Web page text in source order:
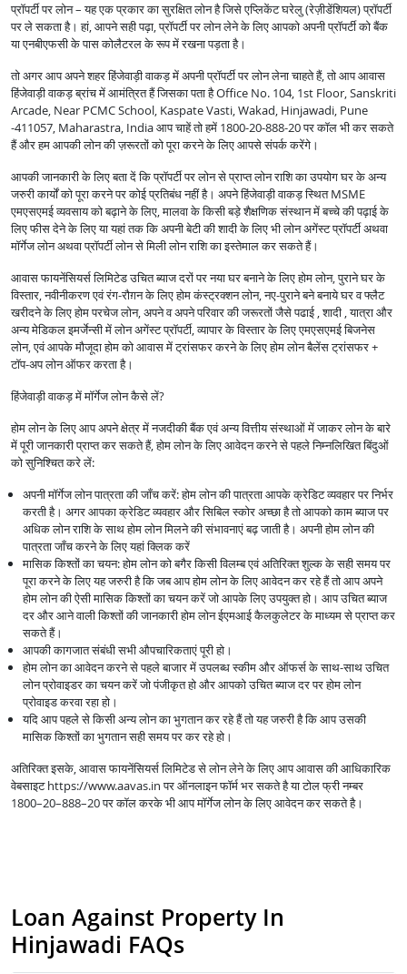
प्रॉपर्टी पर लोन – यह एक प्रकार का सुरक्षित लोन है जिसे एप्लिकेंट घरेलु (रेज़ीडेंशियल) प्रॉपर्टी
पर ले सकता है। हां, आपने सही पढ़ा, प्रॉपर्टी पर लोन लेने के लिए आपको अपनी प्रॉपर्टी को बैंक
या एनबीएफसी के पास कोलैटरल के रूप में रखना पड़ता है।
तो अगर आप अपने शहर हिंजेवाड़ी वाकड़ में अपनी प्रॉपर्टी पर लोन लेना चाहते हैं, तो आप आवास
हिंजेवाड़ी वाकड़ ब्रांच में आमंत्रित हैं जिसका पता है Office No. 104, 1st Floor, Sanskriti
Arcade, Near PCMC School, Kaspate Vasti, Wakad, Hinjawadi, Pune
-411057, Maharastra, India आप चाहें तो हमें 1800-20-888-20 पर कॉल भी कर सकते
हैं और हम आपकी लोन की ज़रूरतों को पूरा करने के लिए आपसे संपर्क करेंगे।
आपकी जानकारी के लिए बता दें कि प्रॉपर्टी पर लोन से प्राप्त लोन राशि का उपयोग घर के अन्य
जरुरी कार्यों को पूरा करने पर कोई प्रतिबंध नहीं है। अपने हिंजेवाड़ी वाकड़ स्थित MSME
एमएसएमई व्यवसाय को बढ़ाने के लिए, मालवा के किसी बड़े शैक्षणिक संस्थान में बच्चे की पढ़ाई के
लिए फीस देने के लिए या यहां तक कि अपनी बेटी की शादी के लिए भी लोन अगेंस्ट प्रॉपर्टी अथवा
मॉर्गेज लोन अथवा प्रॉपर्टी लोन से मिली लोन राशि का इस्तेमाल कर सकते हैं।
आवास फायनेंसियर्स लिमिटेड उचित ब्याज दरों पर नया घर बनाने के लिए होम लोन, पुराने घर के
विस्तार, नवीनीकरण एवं रंग-रौग़न के लिए होम कंस्ट्रक्शन लोन, नए-पुराने बने बनाये घर व फ्लैट
खरीदने के लिए होम परचेज लोन, अपने व अपने परिवार की जरूरतों जैसे पढाई , शादी , यात्रा और
अन्य मेडिकल इमर्जेन्सी में लोन अगेंस्ट प्रॉपर्टी, व्यापार के विस्तार के लिए एमएसएमई बिजनेस
लोन, एवं आपके मौजूदा होम को आवास में ट्रांसफर करने के लिए होम लोन बैलेंस ट्रांसफर +
टॉप-अप लोन ऑफर करता है।
हिंजेवाड़ी वाकड़ में मॉर्गेज लोन कैसे लें?
होम लोन के लिए आप अपने क्षेत्र में नजदीकी बैंक एवं अन्य वित्तीय संस्थाओं में जाकर लोन के बारे
में पूरी जानकारी प्राप्त कर सकते हैं, होम लोन के लिए आवेदन करने से पहले निम्नलिखित बिंदुओं
को सुनिश्चित करे लें:
अपनी मॉर्गेज लोन पात्रता की जाँच करें: होम लोन की पात्रता आपके क्रेडिट व्यवहार पर निर्भर
करती है। अगर आपका क्रेडिट व्यवहार और सिबिल स्कोर अच्छा है तो आपको काम ब्याज पर
अधिक लोन राशि के साथ होम लोन मिलने की संभावनाएं बढ़ जाती है। अपनी होम लोन की
पात्रता जाँच करने के लिए यहां क्लिक करें
मासिक किश्तों का चयन: होम लोन को बगैर किसी विलम्ब एवं अतिरिक्त शुल्क के सही समय पर
पूरा करने के लिए यह जरुरी है कि जब आप होम लोन के लिए आवेदन कर रहे हैं तो आप अपने
होम लोन की ऐसी मासिक किश्तों का चयन करें जो आपके लिए उपयुक्त हो। आप उचित ब्याज
दर और आने वाली किश्तों की जानकारी होम लोन ईएमआई कैलकुलेटर के माध्यम से प्राप्त कर
सकते हैं।
आपकी कागजात संबंधी सभी औपचारिकताएं पूरी हो।
होम लोन का आवेदन करने से पहले बाजार में उपलब्ध स्कीम और ऑफर्स के साथ-साथ उचित
लोन प्रोवाइडर का चयन करें जो पंजीकृत हो और आपको उचित ब्याज दर पर होम लोन
प्रोवाइड करवा रहा हो।
यदि आप पहले से किसी अन्य लोन का भुगतान कर रहे हैं तो यह जरुरी है कि आप उसकी
मासिक किश्तों का भुगतान सही समय पर कर रहे हो।
अतिरिक्त इसके, आवास फायनेंसियर्स लिमिटेड से लोन लेने के लिए आप आवास की आधिकारिक
वेबसाइट https://www.aavas.in पर ऑनलाइन फॉर्म भर सकते है या टोल फ्री नम्बर
1800–20–888–20 पर कॉल करके भी आप मॉर्गेज लोन के लिए आवेदन कर सकते है।
Loan Against Property In
Hinjawadi FAQs